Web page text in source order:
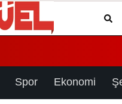
Spor Ekonomi